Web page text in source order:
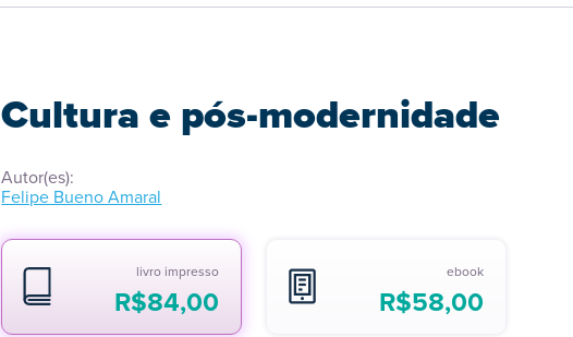
Cultura e pós-modernidade
Autor(es):
Felipe Bueno Amaral
livro impresso
R$84,00
ebook
R$58,00